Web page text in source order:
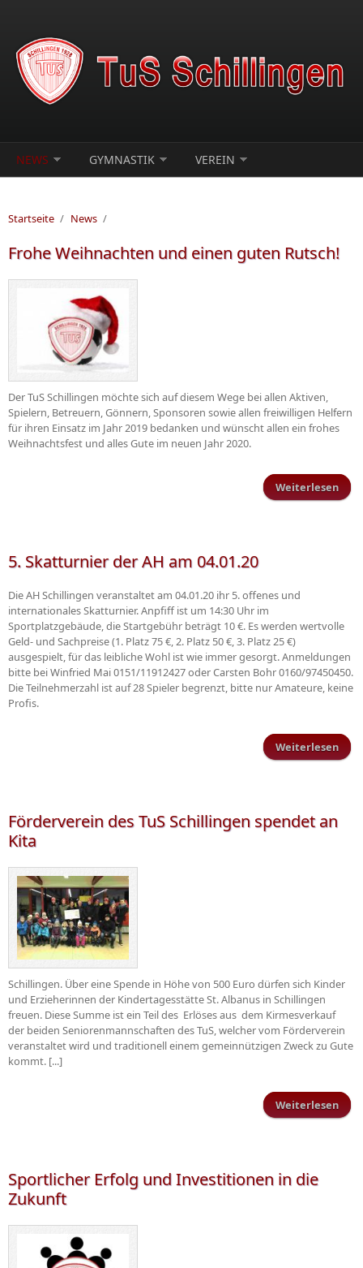
NEWS GYMNASTIK VEREIN
Startseite / News /
Frohe Weihnachten und einen guten Rutsch!
Der TuS Schillingen möchte sich auf diesem Wege bei allen Aktiven,
Spielern, Betreuern, Gönnern, Sponsoren sowie allen freiwilligen Helfern
für ihren Einsatz im Jahr 2019 bedanken und wünscht allen ein frohes
Weihnachtsfest und alles Gute im neuen Jahr 2020.
Weiterlesen
5. Skatturnier der AH am 04.01.20
Die AH Schillingen veranstaltet am 04.01.20 ihr 5. offenes und
internationales Skatturnier. Anpfiff ist um 14:30 Uhr im
Sportplatzgebäude, die Startgebühr beträgt 10 €. Es werden wertvolle
Geld- und Sachpreise (1. Platz 75 €, 2. Platz 50 €, 3. Platz 25 €)
ausgespielt, für das leibliche Wohl ist wie immer gesorgt. Anmeldungen
bitte bei Winfried Mai 0151/11912427 oder Carsten Bohr 0160/97450450.
Die Teilnehmerzahl ist auf 28 Spieler begrenzt, bitte nur Amateure, keine
Profis.
Weiterlesen
Förderverein des TuS Schillingen spendet an
Kita
Schillingen. Über eine Spende in Höhe von 500 Euro dürfen sich Kinder
und Erzieherinnen der Kindertagesstätte St. Albanus in Schillingen
freuen. Diese Summe ist ein Teil des Erlöses aus dem Kirmesverkauf
der beiden Seniorenmannschaften des TuS, welcher vom Förderverein
veranstaltet wird und traditionell einem gemeinnützigen Zweck zu Gute
kommt. [...]
Weiterlesen
Sportlicher Erfolg und Investitionen in die
Zukunft